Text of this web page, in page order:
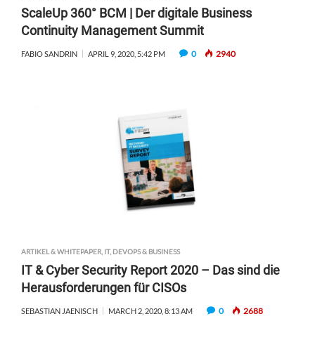
ScaleUp 360° BCM | Der digitale Business
Continuity Management Summit
FABIO SANDRIN APRIL 9, 2020, 5:42 PM 0 2940
ARTIKEL & WHITEPAPER, IT, DEVOPS & BUSINESS
IT & Cyber Security Report 2020 – Das sind die
Herausforderungen für CISOs
SEBASTIAN JAENISCH MARCH 2, 2020, 8:13 AM 0 2688